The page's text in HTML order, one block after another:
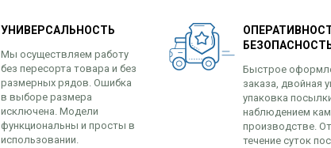
УНИВЕРСАЛЬНОСТЬ
Мы осуществляем работу
без пересорта товара и без
размерных рядов. Ошибка
в выборе размера
исключена. Модели
функциональны и просты в
использовании.
Быстрое
заказа, двойная
упаковка
наблюдением
производстве.
течение суток